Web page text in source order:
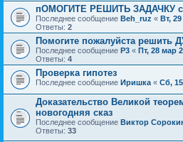
пОМОГИТЕ РЕШИТЬ ЗАДАЧКУ с
Последнее сообщение Beh_ruz « Вт,
Ответы: 2
Помогите пожалуйста решить
Последнее сообщение P3 « Пт, 28 мар
Ответы: 4
Проверка гипотез
Последнее сообщение Иришка « Сб,
Доказательство Великой
новогодняя сказ
Последнее сообщение Виктор
Ответы: 33